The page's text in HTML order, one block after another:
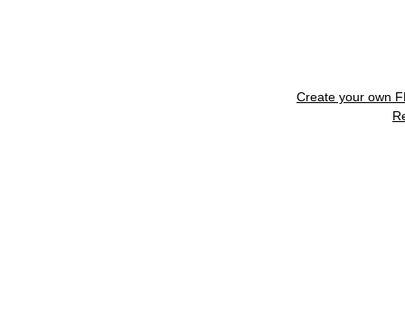
Create your own